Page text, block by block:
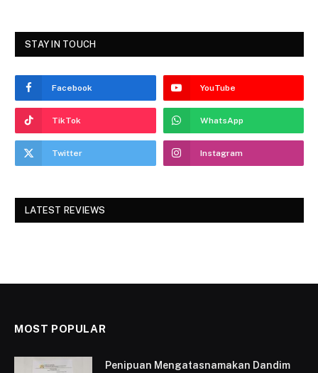
STAY IN TOUCH
Facebook YouTube
TikTok WhatsApp
Twitter Instagram
LATEST REVIEWS
MOST POPULAR
Penipuan Mengatasnamakan Dandim